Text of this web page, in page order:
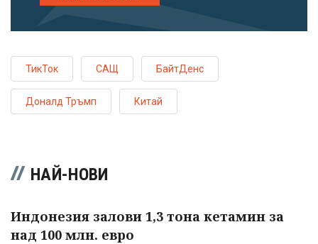
ТикТок САЩ БайтДенс
Доналд Тръмп Китай
НАЙ-НОВИ
Индонезия залови 1,3 тона кетамин за
над 100 млн. евро